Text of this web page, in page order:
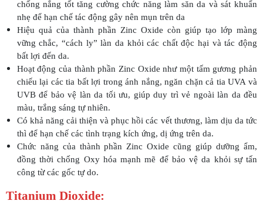
chống nắng tốt tăng cường chức năng làm săn da và sát khuẩn
nhẹ để hạn chế tác động gây nên mụn trên da
Hiệu quả của thành phần Zinc Oxide còn giúp tạo lớp màng
vững chắc, “cách ly” làn da khỏi các chất độc hại và tác động
bất lợi đến da.
Hoạt động của thành phần Zinc Oxide như một tấm gương phản
chiếu lại các tia bất lợi trong ánh nắng, ngăn chặn cả tia UVA và
UVB để bảo vệ làn da tối ưu, giúp duy trì vẻ ngoài làn da đều
màu, trắng sáng tự nhiên.
Có khả năng cải thiện và phục hồi các vết thương, làm dịu da tức
thì để hạn chế các tình trạng kích ứng, dị ứng trên da.
Chức năng của thành phần Zinc Oxide cũng giúp dưỡng ẩm,
đồng thời chống Oxy hóa mạnh mẽ để bảo vệ da khỏi sự tấn
công từ các gốc tự do.
Titanium Dioxide: